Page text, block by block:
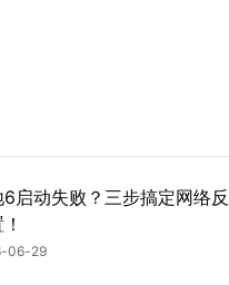
6启动失败？三步搞定网络
06-29